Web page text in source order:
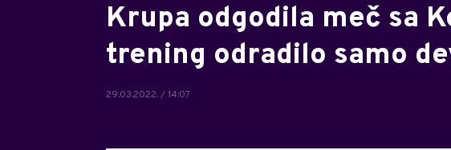
Krupa odgodila meč sa
trening odradilo samo
29.03.2022. / 14:07